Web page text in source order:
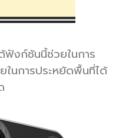
งก์ชันนี้ช่วยในการ
นการประหยัดพื้นที่ได้